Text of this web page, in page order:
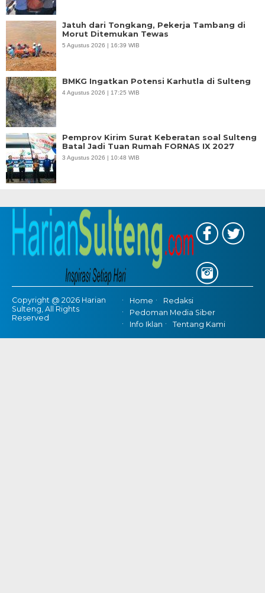
Jatuh dari Tongkang, Pekerja Tambang di
Morut Ditemukan Tewas
5 Agustus 2026 | 16:39 WIB
BMKG Ingatkan Potensi Karhutla di Sulteng
4 Agustus 2026 | 17:25 WIB
Pemprov Kirim Surat Keberatan soal Sulteng
Batal Jadi Tuan Rumah FORNAS IX 2027
3 Agustus 2026 | 10:48 WIB
Copyright @ 2026 Harian
Sulteng, All Rights
Reserved
Home
Redaksi
Pedoman Media Siber
Info Iklan
Tentang Kami